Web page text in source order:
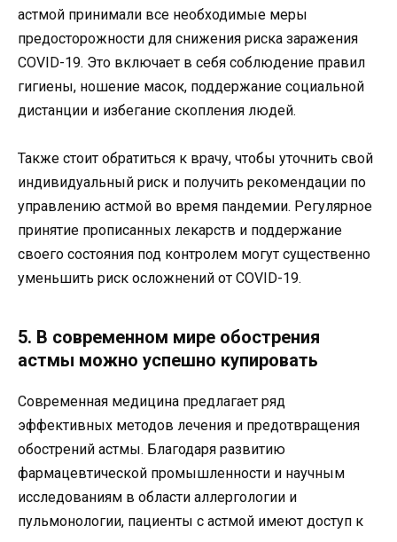
астмой принимали все необходимые меры
предосторожности для снижения риска заражения
COVID-19. Это включает в себя соблюдение правил
гигиены, ношение масок, поддержание социальной
дистанции и избегание скопления людей.
Также стоит обратиться к врачу, чтобы уточнить свой
индивидуальный риск и получить рекомендации по
управлению астмой во время пандемии. Регулярное
принятие прописанных лекарств и поддержание
своего состояния под контролем могут существенно
уменьшить риск осложнений от COVID-19.
5. В современном мире обострения
астмы можно успешно купировать
Современная медицина предлагает ряд
эффективных методов лечения и предотвращения
обострений астмы. Благодаря развитию
фармацевтической промышленности и научным
исследованиям в области аллергологии и
пульмонологии, пациенты с астмой имеют доступ к